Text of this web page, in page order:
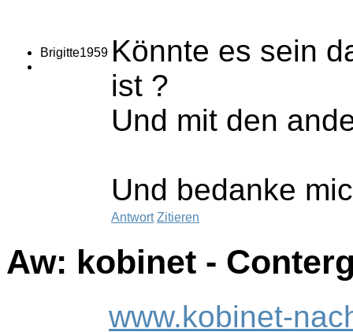
Brigitte1959 Könnte es sein
ist ?
Und mit den
Und bedanke
Antwort Zitieren
Aw: kobinet -
www.kobinet-